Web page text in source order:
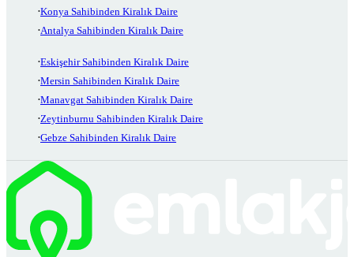
Konya Sahibinden Kiralık Daire
Antalya Sahibinden Kiralık Daire
Eskişehir Sahibinden Kiralık Daire
Mersin Sahibinden Kiralık Daire
Manavgat Sahibinden Kiralık Daire
Zeytinburnu Sahibinden Kiralık Daire
Gebze Sahibinden Kiralık Daire